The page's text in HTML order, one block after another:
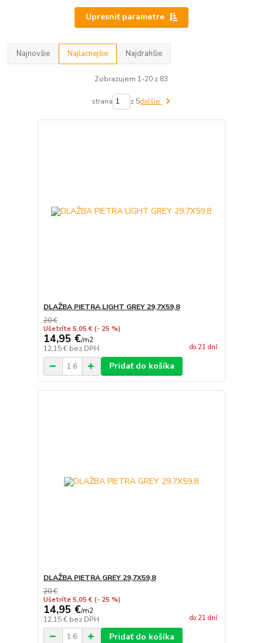
Upresniť parametre
Najnovšie Najlacnejšie Najdrahšie
Zobrazujem 1-20 z 83
strana z 5ďalšie
DLAŽBA PIETRA LIGHT GREY 29,7X59,8
20 €
Ušetríte 5,05 € (- 25 %)
14,95 €/m2
12,15 € bez DPH do 21 dní
Pridať do košíka
DLAŽBA PIETRA GREY 29,7X59,8
20 €
Ušetríte 5,05 € (- 25 %)
14,95 €/m2
12,15 € bez DPH do 21 dní
Pridať do košíka